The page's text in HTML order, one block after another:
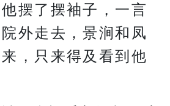
摆了摆袖子，一言
外走去，景涧和凤
，只来得及看到他